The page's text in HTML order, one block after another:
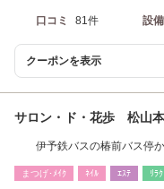
口コミ 81件 設備
クーポンを表示
サロン・ド・花歩 松山
伊予鉄バスの椿前バス停
まつげ･ﾒｲｸ ﾈｲﾙ ｴｽﾃ ﾘﾗｸ